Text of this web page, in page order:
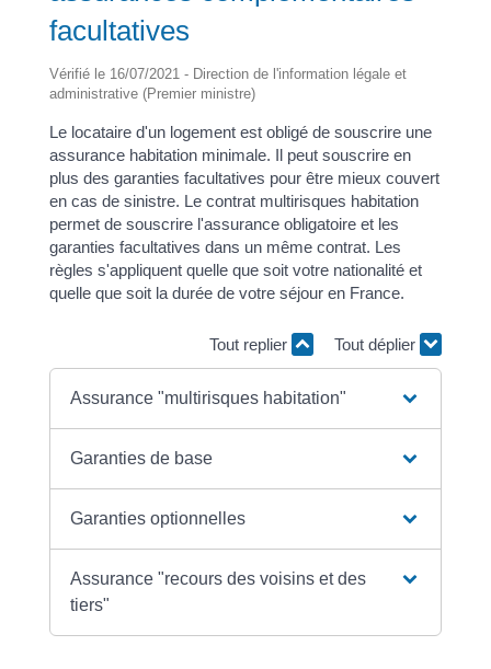
facultatives
Vérifié le 16/07/2021 - Direction de l'information légale et
administrative (Premier ministre)
Le locataire d'un logement est obligé de souscrire une
assurance habitation minimale. Il peut souscrire en
plus des garanties facultatives pour être mieux couvert
en cas de sinistre. Le contrat multirisques habitation
permet de souscrire l'assurance obligatoire et les
garanties facultatives dans un même contrat. Les
règles s'appliquent quelle que soit votre nationalité et
quelle que soit la durée de votre séjour en France.
Tout replier Tout déplier
Assurance "multirisques habitation"
Garanties de base
Garanties optionnelles
Assurance "recours des voisins et des
tiers"